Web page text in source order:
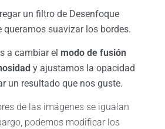
un filtro de Desenfoque
queramos suavizar los bordes.
a cambiar el modo de fusión
y ajustamos la opacidad
un resultado que nos guste.
de las imágenes se igualan
podemos modificar los